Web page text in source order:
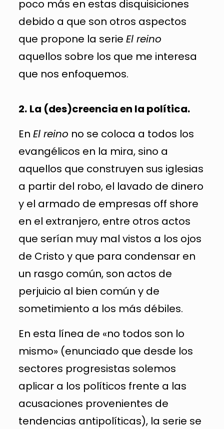
poco más en estas disquisiciones
debido a que son otros aspectos
que propone la serie El reino
aquellos sobre los que me interesa
que nos enfoquemos.
2. La (des)creencia en la política.
En El reino no se coloca a todos los
evangélicos en la mira, sino a
aquellos que construyen sus iglesias
a partir del robo, el lavado de dinero
y el armado de empresas off shore
en el extranjero, entre otros actos
que serían muy mal vistos a los ojos
de Cristo y que para condensar en
un rasgo común, son actos de
perjuicio al bien común y de
sometimiento a los más débiles.
En esta línea de «no todos son lo
mismo» (enunciado que desde los
sectores progresistas solemos
aplicar a los políticos frente a las
acusaciones provenientes de
tendencias antipolíticas), la serie se